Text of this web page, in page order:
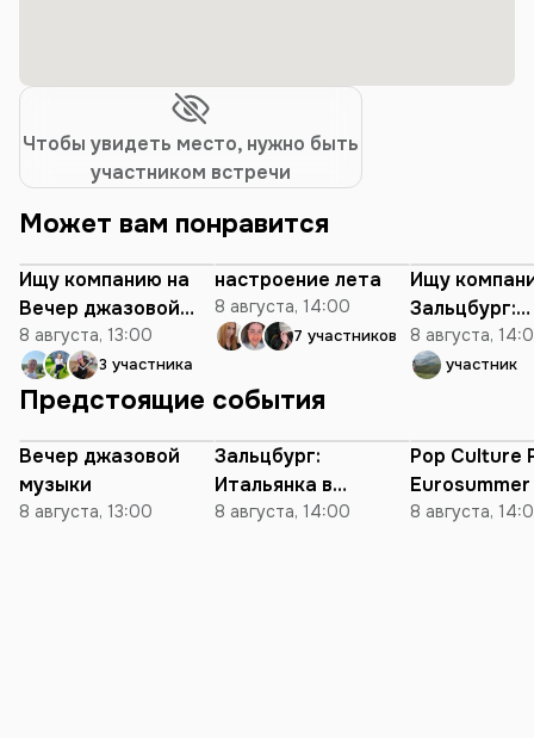
Чтобы увидеть место, нужно быть
участником встречи
Может вам понравится
Ищу компанию на
Вечер джазовой
музыки
8 августа, 13:00
3 участника
настроение лета
8 августа, 14:00
7 участников
Ищу
Зальцбург:
Итальянка в
Алжире
8 августа,
1 участник
Предстоящие события
Вечер джазовой
музыки
8 августа, 13:00
Зальцбург:
Итальянка в
Алжире
8 августа, 14:00
Pop Culture
8 августа,